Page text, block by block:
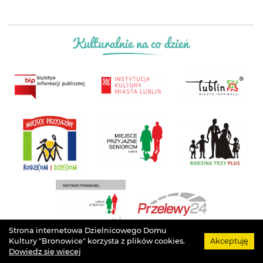
Projekt Łukasz Drozd . Grafika Agata Szargot
. Prawa
autorskieDzielnicowy Dom Kultury "Bronowice"
Strona internetowa Dzielnicowego Domu
Kultury "Bronowice" korzysta z plików cookies.
Dowiedz się wiecej
Akceptuję